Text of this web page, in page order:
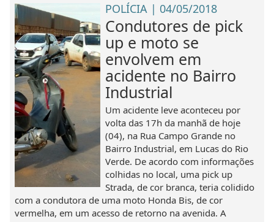
POLÍCIA | 04/05/2018
Condutores de pick
up e moto se
envolvem em
acidente no Bairro
Industrial
Um acidente leve aconteceu por
volta das 17h da manhã de hoje
(04), na Rua Campo Grande no
Bairro Industrial, em Lucas do Rio
Verde. De acordo com informações
colhidas no local, uma pick up
Strada, de cor branca, teria colidido
com a condutora de uma moto Honda Bis, de cor
vermelha, em um acesso de retorno na avenida. A